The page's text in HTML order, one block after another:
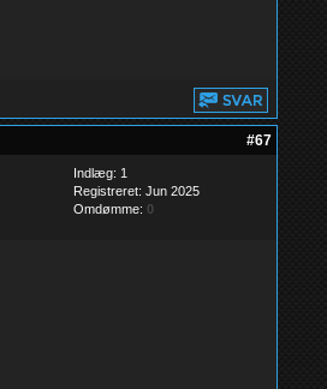
#67
Indlæg: 1
Registreret: Jun 2025
Omdømme: 0